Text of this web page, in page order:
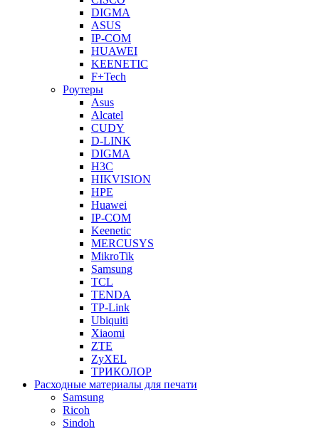
DIGMA
ASUS
IP-COM
HUAWEI
KEENETIC
F+Tech
Роутеры
Asus
Alcatel
CUDY
D-LINK
DIGMA
H3C
HIKVISION
HPE
Huawei
IP-COM
Keenetic
MERCUSYS
MikroTik
Samsung
TCL
TENDA
TP-Link
Ubiquiti
Xiaomi
ZTE
ZyXEL
ТРИКОЛОР
Расходные материалы для печати
Samsung
Ricoh
Sindoh